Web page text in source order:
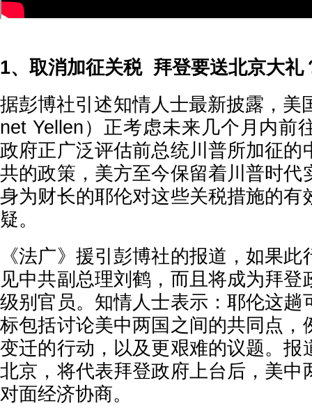
1、取消加征关税 拜登要送北京大礼
据彭博社引述知情人士最新披露，美
net Yellen）正考虑未来几个月内前
政府正广泛评估前总统川普所加征的
共的政策，美方至今保留着川普时代
身为财长的耶伦对这些关税措施的有
疑。
《法广》援引彭博社的报道，如果
见中共副总理刘鹤，而且将成为拜登
级别官员。知情人士表示：耶伦这趟
标包括讨论美中两国之间的共同点，
变迁的行动，以及更艰难的议题。报
北京，将代表拜登政府上台后，美中
对面经济协商。